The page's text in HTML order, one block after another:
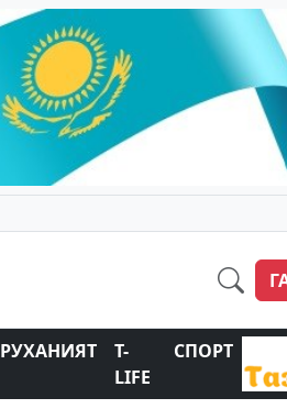
РУХАНИЯТ
T-
LIFE
СПОРТ